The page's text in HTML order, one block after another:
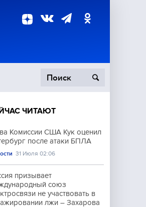
ЧИТАЮТ
Комиссии США Кук оценил
после атаки БПЛА
31 Июля 02:06
призывает
союз
не участвовать в
лжи – Захарова